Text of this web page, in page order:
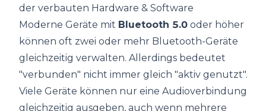
der verbauten Hardware & Software
Moderne Geräte mit Bluetooth 5.0 oder höher
können oft zwei oder mehr Bluetooth-Geräte
gleichzeitig verwalten. Allerdings bedeutet
"verbunden" nicht immer gleich "aktiv genutzt".
Viele Geräte können nur eine Audioverbindung
gleichzeitig ausgeben, auch wenn mehrere